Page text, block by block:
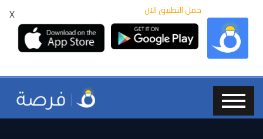
X حمل التطبيق الان